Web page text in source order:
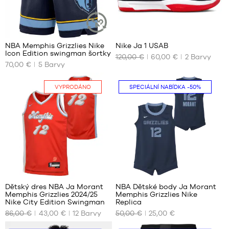
až
180
cm
UDRŽITELNÝ
ČLÁNEK
NAŠE
DOSTUPNÉ
XXL
34
NBA Memphis Grizzlies Nike
Icon Edition swingman šortky
70,00 €
5 Barvy
NAŠE
Ne
Nike Ja 1 USAB
120,00 €
60,00 € 2Barvy
VYPRODÁNO
NAŠE
DOSTUPNÉ
VELIKOSTI
85
Dětský dres NBA Ja Morant
Memphis Grizzlies 2024/25
Nike City Edition Swingman
86,00 €
43,00 € 12 Barvy
SPECIÁLNÍ NABÍDKA -50%
NAŠE
DOSTUPNÉ
VELIKOSTI
NBA Dětské body Ja Morant
Memphis Grizzlies Nike
Replica
50,00 €
25,00 €